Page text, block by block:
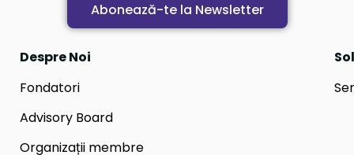
Abonează-te la Newsletter
Despre Noi
Fondatori
Advisory Board
Organizații membre